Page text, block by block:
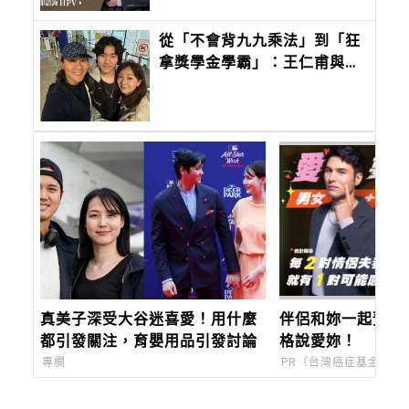
從「不會背九九乘法」到「狂
拿獎學金學霸」：王仁甫與季
真美子深受大谷迷喜愛！用什麼
都引發關注，育嬰用品引發討論
專欄
伴侶和妳一起預防
格說愛妳！
PR（台灣癌症基金會）